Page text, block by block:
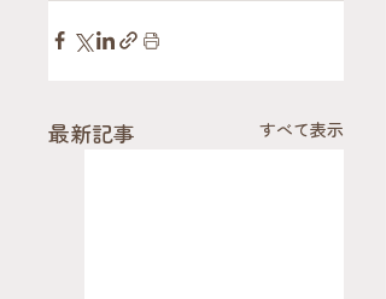
最新記事 すべて表示